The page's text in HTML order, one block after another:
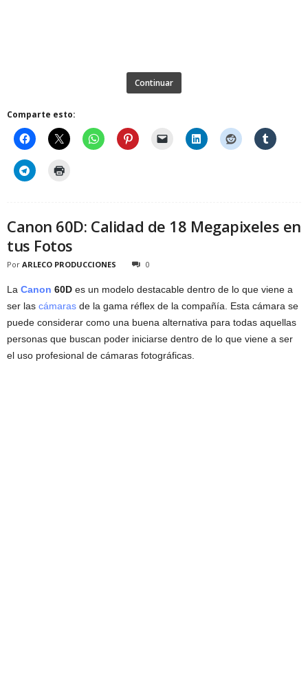
Continuar
Comparte esto:
Canon 60D: Calidad de 18 Megapixeles en
tus Fotos
Por ARLECO PRODUCCIONES 0
La Canon 60D es un modelo destacable dentro de lo que viene a
ser las cámaras de la gama réflex de la compañía. Esta cámara se
puede considerar como una buena alternativa para todas aquellas
personas que buscan poder iniciarse dentro de lo que viene a ser
el uso profesional de cámaras fotográficas.